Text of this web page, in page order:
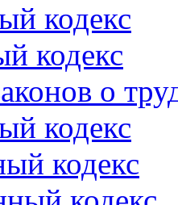
кодекс
кодекс
о
кодекс
кодекс